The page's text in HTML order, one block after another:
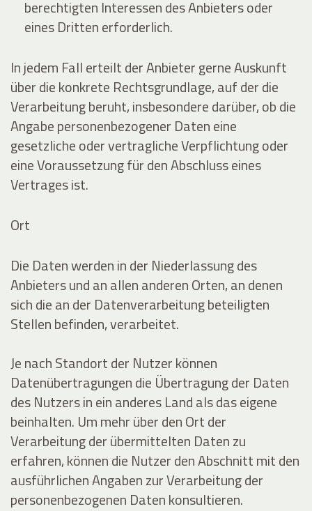
berechtigten Interessen des Anbieters oder
eines Dritten erforderlich.
In jedem Fall erteilt der Anbieter gerne Auskunft
über die konkrete Rechtsgrundlage, auf der die
Verarbeitung beruht, insbesondere darüber, ob die
Angabe personenbezogener Daten eine
gesetzliche oder vertragliche Verpflichtung oder
eine Voraussetzung für den Abschluss eines
Vertrages ist.
Ort
Die Daten werden in der Niederlassung des
Anbieters und an allen anderen Orten, an denen
sich die an der Datenverarbeitung beteiligten
Stellen befinden, verarbeitet.
Je nach Standort der Nutzer können
Datenübertragungen die Übertragung der Daten
des Nutzers in ein anderes Land als das eigene
beinhalten. Um mehr über den Ort der
Verarbeitung der übermittelten Daten zu
erfahren, können die Nutzer den Abschnitt mit den
ausführlichen Angaben zur Verarbeitung der
personenbezogenen Daten konsultieren.